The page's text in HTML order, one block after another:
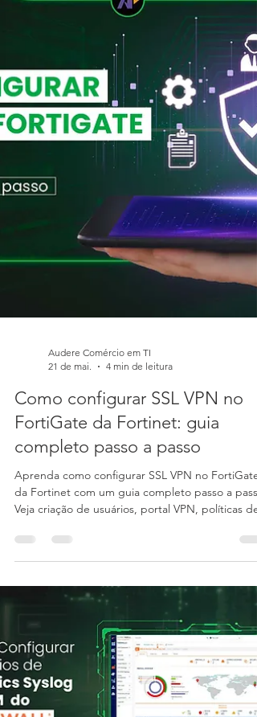
Audere Comércio em TI
21 de mai.
4 min de leitura
Como configurar SSL VPN no
FortiGate da Fortinet: guia
completo passo a passo
da Fortinet com um guia completo passo a